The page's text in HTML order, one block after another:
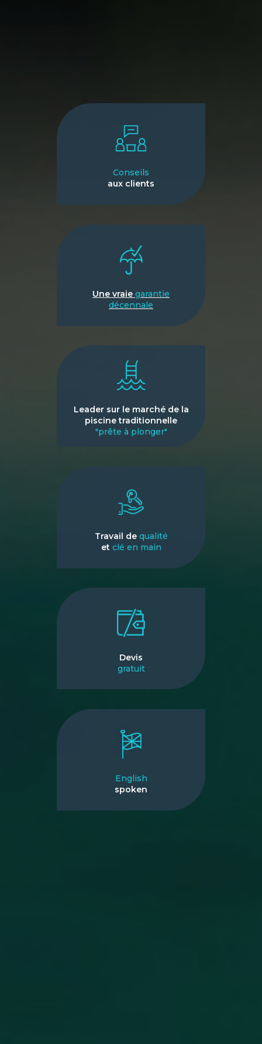
Conseils
aux clients
Une vraie garantie
décennale
Leader sur le marché de la
piscine traditionnelle
"prête à plonger"
Travail de qualité
et clé en main
Devis
gratuit
English
spoken